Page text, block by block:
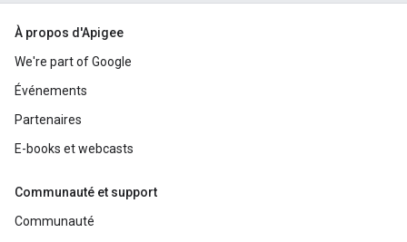
À propos d'Apigee
We're part of Google
Événements
Partenaires
E-books et webcasts
Communauté et support
Communauté